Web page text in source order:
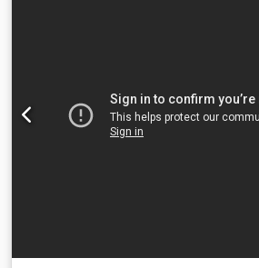
360000 POS 0,001 ° HEIDENHAIN iTNC
GEREEDSCHAPSWISSELAAR 40
UNIVERSELE BI-ROTATIE KOP